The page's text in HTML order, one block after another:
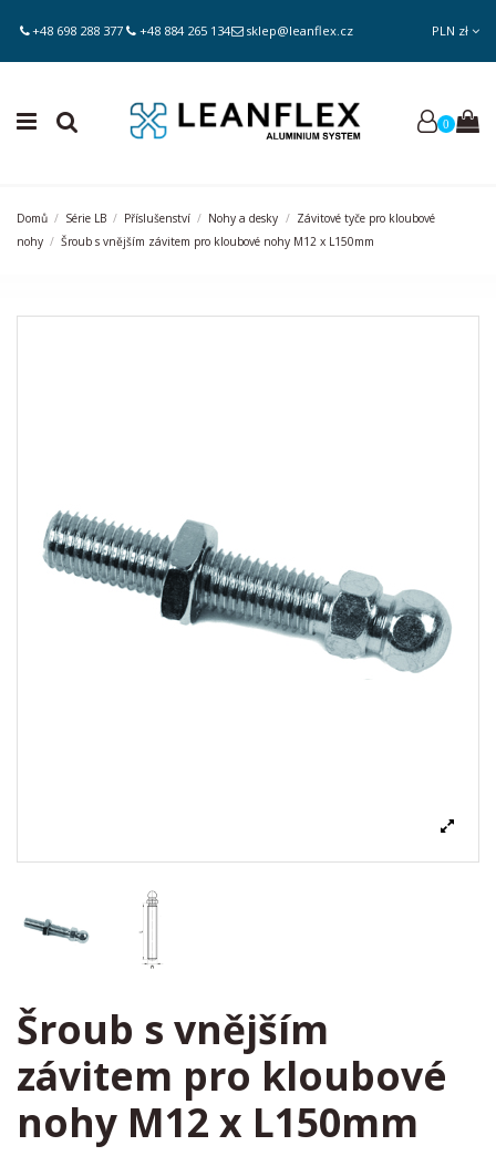
+48 698 288 377 +48 884 265 134 sklep@leanflex.cz PLN zł
0
Domů Série LB Příslušenství Nohy a desky
Závitové tyče pro kloubové
nohy
Šroub s vnějším závitem pro kloubové nohy M12 x L150mm
Šroub s vnějším
závitem pro kloubové
nohy M12 x L150mm